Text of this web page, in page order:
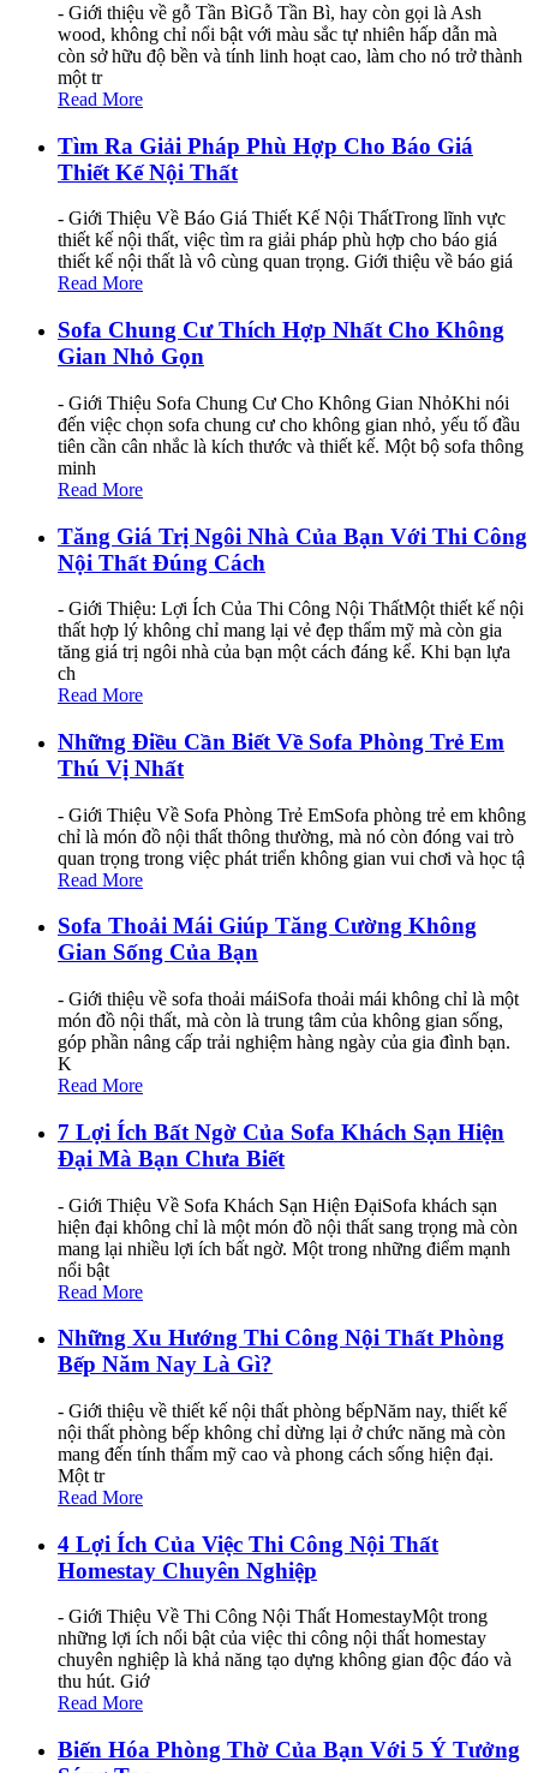
- Giới thiệu về gỗ Tần BìGỗ Tần Bì, hay còn gọi là Ash
wood, không chỉ nổi bật với màu sắc tự nhiên hấp dẫn mà
còn sở hữu độ bền và tính linh hoạt cao, làm cho nó trở thành
một tr
Read More
Tìm Ra Giải Pháp Phù Hợp Cho Báo Giá
Thiết Kế Nội Thất
- Giới Thiệu Về Báo Giá Thiết Kế Nội ThấtTrong lĩnh vực
thiết kế nội thất, việc tìm ra giải pháp phù hợp cho báo giá
thiết kế nội thất là vô cùng quan trọng. Giới thiệu về báo giá
Read More
Sofa Chung Cư Thích Hợp Nhất Cho Không
Gian Nhỏ Gọn
- Giới Thiệu Sofa Chung Cư Cho Không Gian NhỏKhi nói
đến việc chọn sofa chung cư cho không gian nhỏ, yếu tố đầu
tiên cần cân nhắc là kích thước và thiết kế. Một bộ sofa thông
minh
Read More
Tăng Giá Trị Ngôi Nhà Của Bạn Với Thi Công
Nội Thất Đúng Cách
- Giới Thiệu: Lợi Ích Của Thi Công Nội ThấtMột thiết kế nội
thất hợp lý không chỉ mang lại vẻ đẹp thẩm mỹ mà còn gia
tăng giá trị ngôi nhà của bạn một cách đáng kể. Khi bạn lựa
ch
Read More
Những Điều Cần Biết Về Sofa Phòng Trẻ Em
Thú Vị Nhất
- Giới Thiệu Về Sofa Phòng Trẻ EmSofa phòng trẻ em không
chỉ là món đồ nội thất thông thường, mà nó còn đóng vai trò
quan trọng trong việc phát triển không gian vui chơi và học tậ
Read More
Sofa Thoải Mái Giúp Tăng Cường Không
Gian Sống Của Bạn
- Giới thiệu về sofa thoải máiSofa thoải mái không chỉ là một
món đồ nội thất, mà còn là trung tâm của không gian sống,
góp phần nâng cấp trải nghiệm hàng ngày của gia đình bạn.
K
Read More
7 Lợi Ích Bất Ngờ Của Sofa Khách Sạn Hiện
Đại Mà Bạn Chưa Biết
- Giới Thiệu Về Sofa Khách Sạn Hiện ĐạiSofa khách sạn
hiện đại không chỉ là một món đồ nội thất sang trọng mà còn
mang lại nhiều lợi ích bất ngờ. Một trong những điểm mạnh
nổi bật
Read More
Những Xu Hướng Thi Công Nội Thất Phòng
Bếp Năm Nay Là Gì?
- Giới thiệu về thiết kế nội thất phòng bếpNăm nay, thiết kế
nội thất phòng bếp không chỉ dừng lại ở chức năng mà còn
mang đến tính thẩm mỹ cao và phong cách sống hiện đại.
Một tr
Read More
4 Lợi Ích Của Việc Thi Công Nội Thất
Homestay Chuyên Nghiệp
- Giới Thiệu Về Thi Công Nội Thất HomestayMột trong
những lợi ích nổi bật của việc thi công nội thất homestay
chuyên nghiệp là khả năng tạo dựng không gian độc đáo và
thu hút. Giớ
Read More
Biến Hóa Phòng Thờ Của Bạn Với 5 Ý Tưởng